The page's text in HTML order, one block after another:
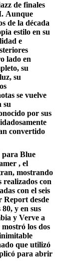
de finales
Aunque
de la década
estilo en su
e
lado en
su
su
se vuelve
su
por sus
convertido
para Blue
, el
mostrando
realizados con
con el seis
Report desde
y en sus
y Verve a
los dos
que utilizó
para abrir